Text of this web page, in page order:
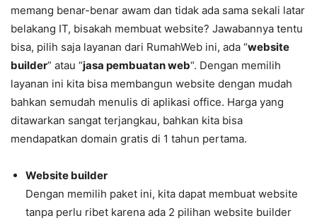
memang benar-benar awam dan tidak ada sama sekali latar
belakang IT, bisakah membuat website? Jawabannya tentu
bisa, pilih saja layanan dari RumahWeb ini, ada “website
builder” atau “jasa pembuatan web“. Dengan memilih
layanan ini kita bisa membangun website dengan mudah
bahkan semudah menulis di aplikasi office. Harga yang
ditawarkan sangat terjangkau, bahkan kita bisa
mendapatkan domain gratis di 1 tahun pertama.
Website builder
Dengan memilih paket ini, kita dapat membuat website
tanpa perlu ribet karena ada 2 pilihan website builder